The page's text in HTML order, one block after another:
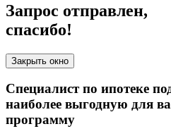
Запрос отправлен,
спасибо!
Закрыть окно
Специалист по ипотеке
наиболее выгодную для
программу